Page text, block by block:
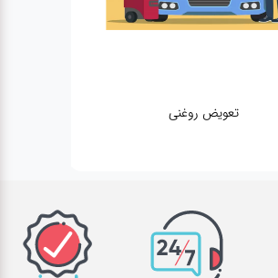
تعویض روغنی